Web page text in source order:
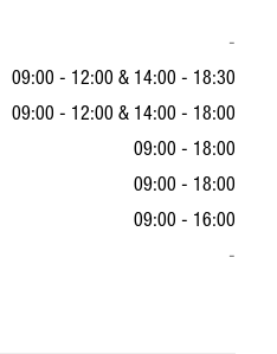
-
09:00 - 12:00 & 14:00 - 18:30
09:00 - 12:00 & 14:00 - 18:00
09:00 - 18:00
09:00 - 18:00
09:00 - 16:00
-